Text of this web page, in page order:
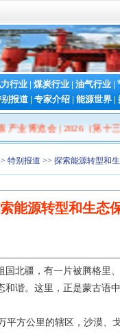
行业 | 煤炭行业 | 油气行业 |
报道 | 专家介绍 | 能源世界 |
览会|2026（第十三届）
特别报道 >> 探索能源转型和
能源转型和生态
国北疆，有一片被腾格里
和谐。这里，正是蒙古语
平方公里的辖区，沙漠、